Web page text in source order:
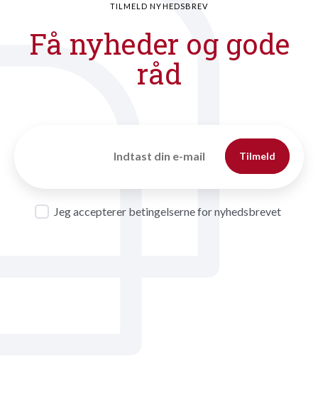
TILMELD NYHEDSBREV
Få nyheder og gode
råd
Jeg accepterer betingelserne for nyhedsbrevet
Tilmeld